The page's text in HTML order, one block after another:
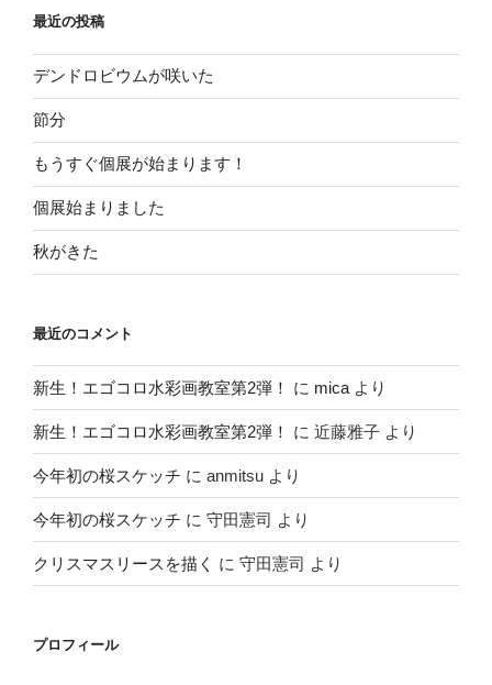
最近の投稿
デンドロビウムが咲いた
節分
もうすぐ個展が始まります！
個展始まりました
秋がきた
最近のコメント
新生！エゴコロ水彩画教室第2弾！ に mica より
新生！エゴコロ水彩画教室第2弾！ に 近藤雅子 より
今年初の桜スケッチ に anmitsu より
今年初の桜スケッチ に 守田憲司 より
クリスマスリースを描く に 守田憲司 より
プロフィール